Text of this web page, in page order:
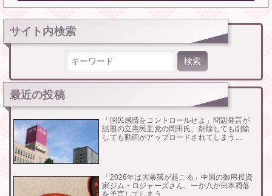
サイト内検索
最近の投稿
「国民感情をコントロールせよ」問題発言が
話題の立憲民主党の岡田氏、削除しても削除
しても動画がアップロードされてしまう…
「2026年は大暴落が起こる」中国の御用投資
家ジム・ロジャーズさん、一か八か日本凋落